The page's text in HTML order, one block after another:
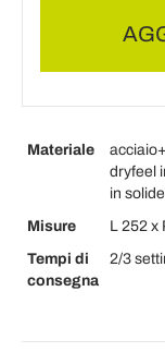
Materiale
dryfeel
in
Misure
L 252 x
Tempi di
consegna
2/3